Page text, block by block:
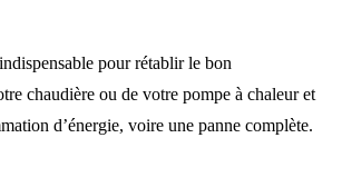
pour rétablir le bon
chaudière ou de votre pompe à chaleur et
d’énergie, voire une panne complète.